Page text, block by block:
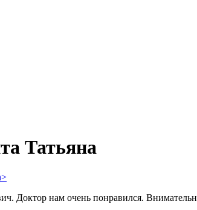
Татьяна
Доктор нам очень понравился.